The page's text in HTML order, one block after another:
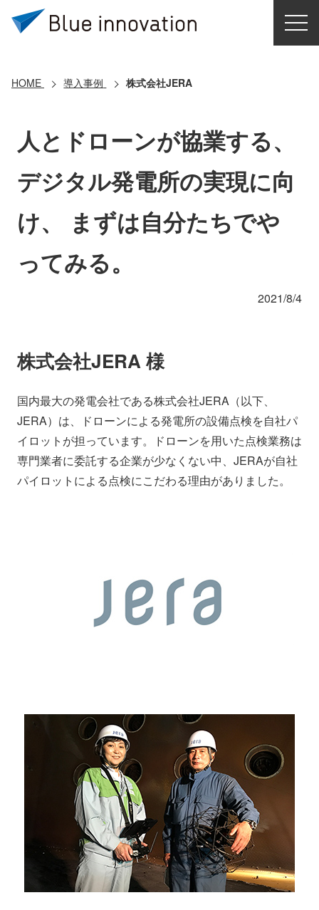
導入事例
コアテクノロジー
クラウドモビリティ研究所
IR情報 English
HOME 導入事例 株式会社JERA
人とドローンが協業する、
デジタル発電所の実現に向
け、 まずは自分たちでや
ってみる。
2021/8/4
株式会社JERA 様
国内最大の発電会社である株式会社JERA（以下、
JERA）は、ドローンによる発電所の設備点検を自社パ
イロットが担っています。ドローンを用いた点検業務は
専門業者に委託する企業が少なくない中、JERAが自社
パイロットによる点検にこだわる理由がありました。